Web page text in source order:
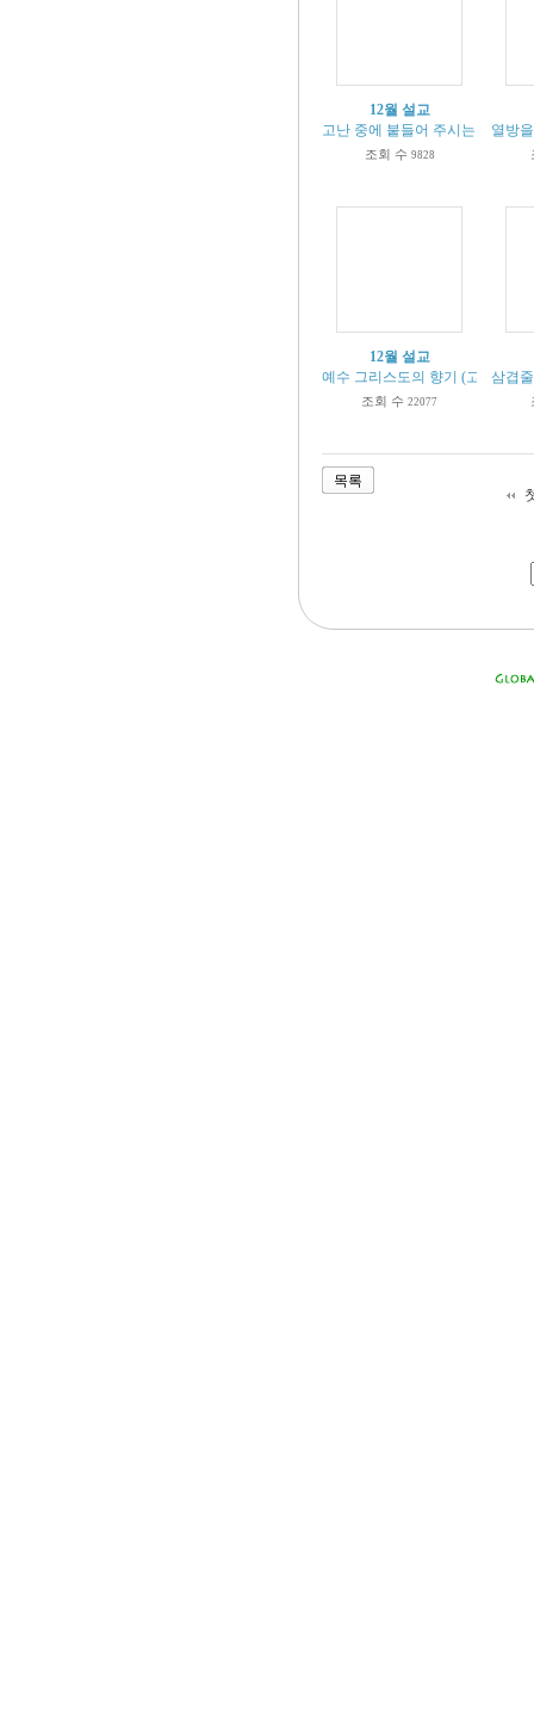
12월 설교
고난 중에 붙들어 주시는 주님 (마
조회 수 9828
열방
12월 설교
예수 그리스도의 향기 (고후 2:12-
조회 수 22077
삼겹
목록